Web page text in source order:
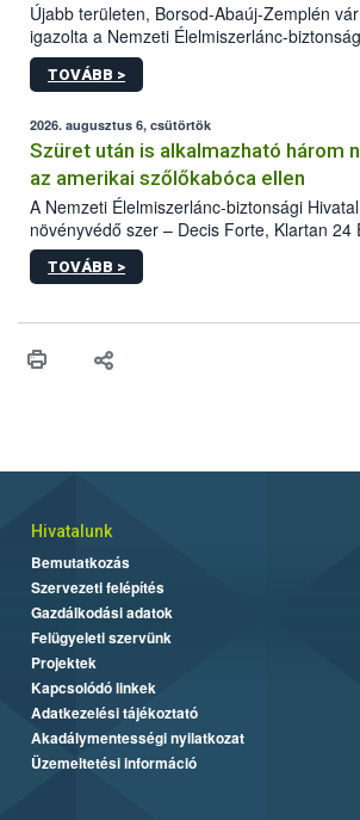
Újabb területen, Borsod-Abaúj-Zemplén
igazolta a Nemzeti Élelmiszerlánc-
kőrisrontó karcsúdíszbogár (Agrilus
kártevőt nem csak színcsapdában találták
az intenzív felderítést, emellett az
hatósággal is összehangolják a terjedés
TOVÁBB >
2026. augusztus 6, csütörtök
Szüret után is alkalmazható három
az amerikai szőlőkabóca ellen
A Nemzeti Élelmiszerlánc-biztonsági
növényvédő szer – Decis Forte, Klartan 24
engedélyokiratát módosította, így azok a
egészen a vesszőérettség (BBCH 91)
érésű szőlőkben is legyen lehetőség a
felhasználók számára is elérhető és
TOVÁBB >
Hivatalunk
Bemutatkozás
Szervezeti felépítés
Gazdálkodási adatok
Felügyeleti szervünk
Projektek
Kapcsolódó linkek
Adatkezelési tájékoztató
Akadálymentességi nyilatkozat
Üzemeltetési információ